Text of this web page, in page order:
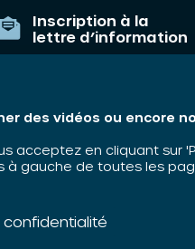
Inscription à la
lettre d’information
thématiques
des vidéos ou encore
acceptez en cliquant sur
à gauche de toutes les
confidentialité